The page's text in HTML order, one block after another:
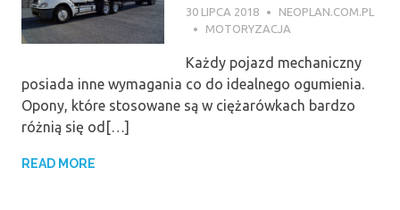
30 LIPCA 2018
NEOPLAN.COM.PL
MOTORYZACJA
Każdy pojazd mechaniczny
posiada inne wymagania co do idealnego ogumienia.
Opony, które stosowane są w ciężarówkach bardzo
różnią się od[…]
READ MORE